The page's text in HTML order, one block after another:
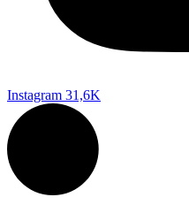
Instagram 31,6K